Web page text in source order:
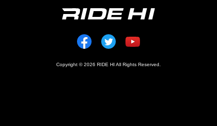
Copyright © 2026 RIDE HI All Rights Reserved.